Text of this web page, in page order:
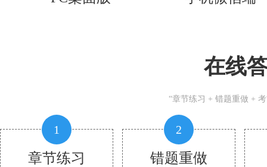
在线
“章节练习 + 错题重做 +
1
章节练习
2
错题重做